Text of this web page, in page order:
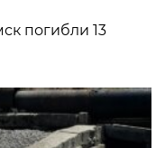
погибли 13